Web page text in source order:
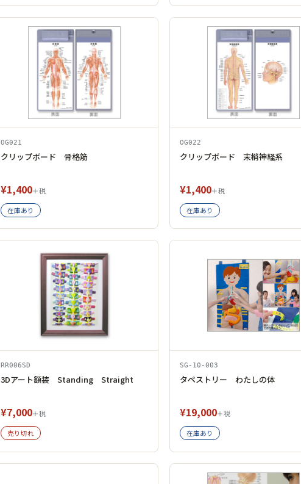
OG021
クリップボード 骨格筋
¥1,400＋税
在庫あり
OG022
クリップボード 末梢神経系
¥1,400＋税
在庫あり
RR006SD
3Dアート額装 Standing Straight
¥7,000＋税
売り切れ
SG-10-003
タペストリー わたしの体
¥19,000＋税
在庫あり